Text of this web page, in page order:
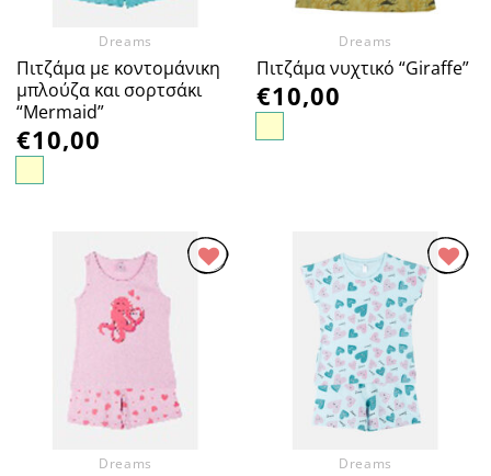
Dreams
Πιτζάμα με κοντομάνικη
μπλούζα και σορτσάκι
“Mermaid”
€10,00
Dreams
Πιτζάμα νυχτικό “Giraffe”
€10,00
Προσθήκη
Dreams
Προσθήκη
Αγαπημένα
Dreams